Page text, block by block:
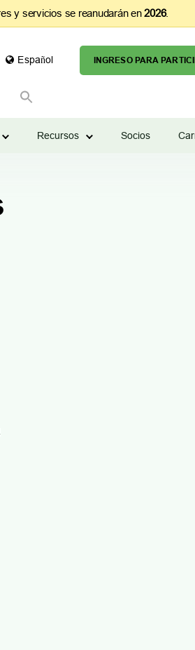
y servicios se reanudarán en2026.
Español INGRESO PARA
Recursos Socios